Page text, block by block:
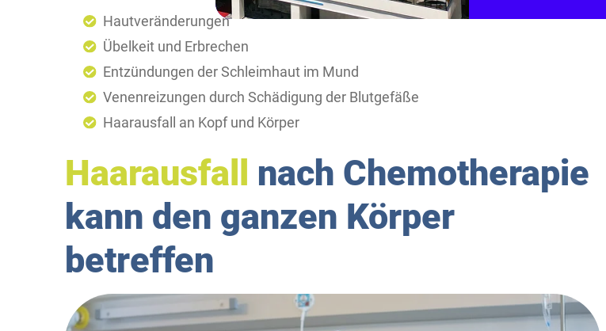
Hautveränderungen
Übelkeit und Erbrechen
Entzündungen der Schleimhaut im Mund
Venenreizungen durch Schädigung der Blutgefäße
Haarausfall an Kopf und Körper
Haarausfall nach Chemotherapie
kann den ganzen Körper
betreffen